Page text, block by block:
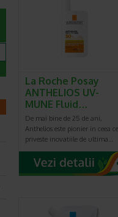
La Roche Posay
ANTHELIOS UV-
MUNE Fluid…
De mai bine de 25 de ani,
Anthelios este pionier in ceea ce
priveste inovatiile de ultima…